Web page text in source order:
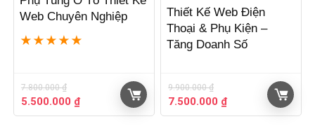
Web Chuyên Nghiệp
★ ★ ★ ★ ★
7.800.000₫
Giá
gốc
5.500.000 ₫Giá
hiện
Thiết Kế Web Điện
Thoại & Phụ Kiện –
Tăng Doanh Số
9.900.000₫
Giá
gốc
7.500.000 ₫Giá
hiện